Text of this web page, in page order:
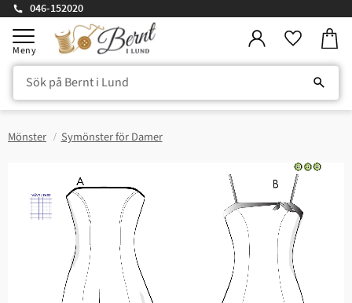
Meny
046-152020
Mönster Symönster för Damer